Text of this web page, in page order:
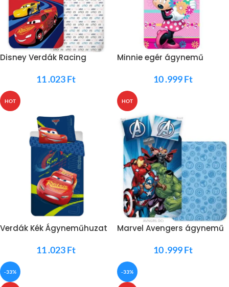
Disney Verdák Racing
11 .023Ft
Minnie egér ágynemű
10 .999Ft
HOT
Verdák Kék Ágyneműhuzat
11 .023Ft
HOT
Marvel Avengers ágynemű
10 .999Ft
-33% -33%